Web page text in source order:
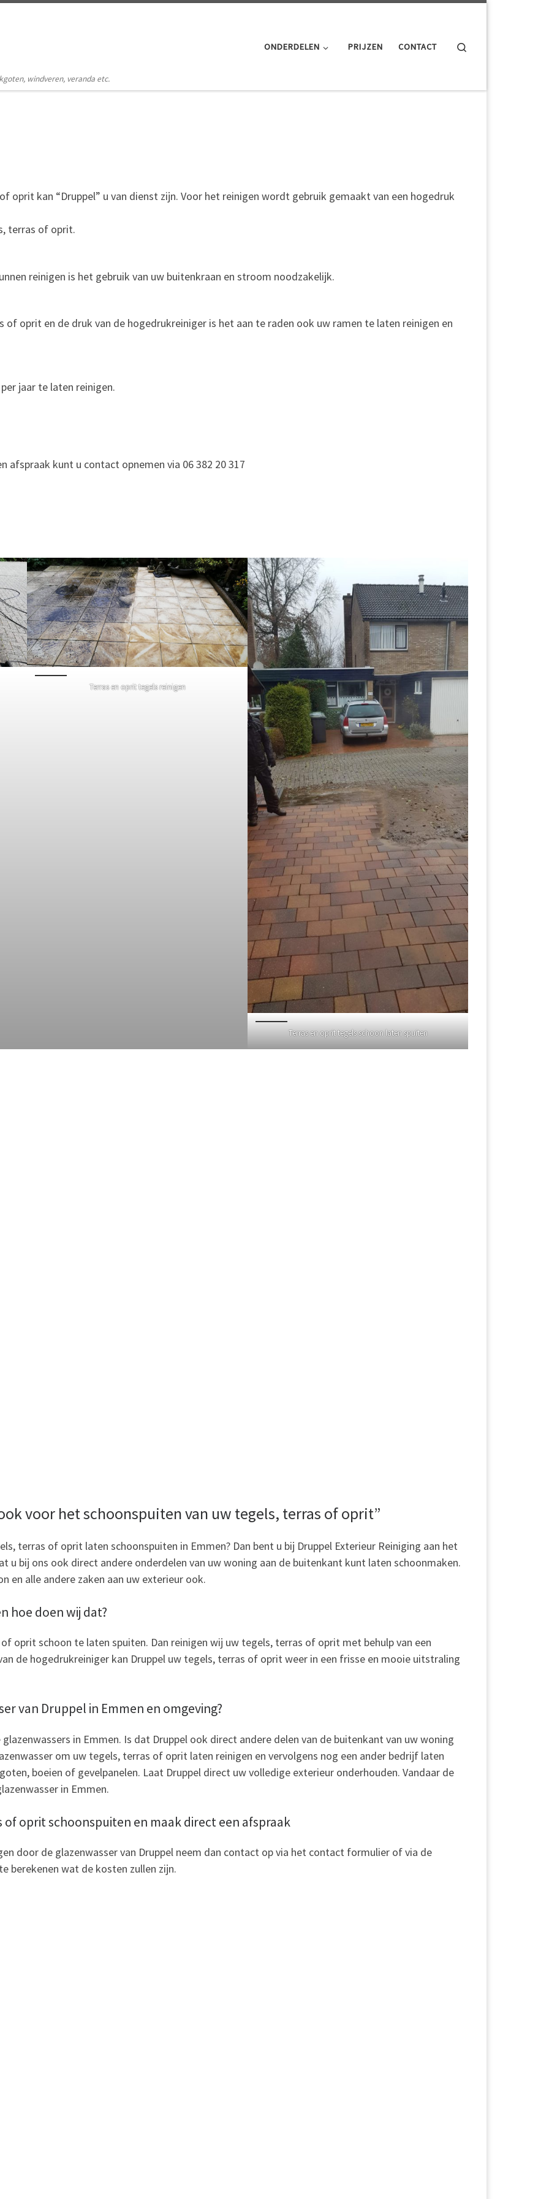
windveren, veranda etc.
ONDERDELEN PRIJZEN CONTACT
oprit kan “Druppel” u van dienst zijn. Voor het reinigen wordt gebruik gemaakt van een hogedruk
terras of oprit.
reinigen is het gebruik van uw buitenkraan en stroom noodzakelijk.
oprit en de druk van de hogedrukreiniger is het aan te raden ook uw ramen te laten reinigen en
jaar te laten reinigen.
afspraak kunt u contact opnemen via 06 382 20 317
Terras en oprit tegels reinigen
Terras en oprit tegels schoon laten spuiten
voor het schoonspuiten van uw tegels, terras of oprit”
terras of oprit laten schoonspuiten in Emmen? Dan bent u bij Druppel Exterieur Reiniging aan het
u bij ons ook direct andere onderdelen van uw woning aan de buitenkant kunt laten schoonmaken.
en alle andere zaken aan uw exterieur ook.
hoe doen wij dat?
oprit schoon te laten spuiten. Dan reinigen wij uw tegels, terras of oprit met behulp van een
de hogedrukreiniger kan Druppel uw tegels, terras of oprit weer in een frisse en mooie uitstraling
van Druppel in Emmen en omgeving?
in Emmen. Is dat Druppel ook direct andere delen van de buitenkant van uw woning
om uw tegels, terras of oprit laten reinigen en vervolgens nog een ander bedrijf laten
boeien of gevelpanelen. Laat Druppel direct uw volledige exterieur onderhouden. Vandaar de
in Emmen.
oprit schoonspuiten en maak direct een afspraak
door de glazenwasser van Druppel neem dan contact op via het contact formulier of via de
berekenen wat de kosten zullen zijn.